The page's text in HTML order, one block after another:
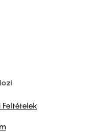
Feltételek